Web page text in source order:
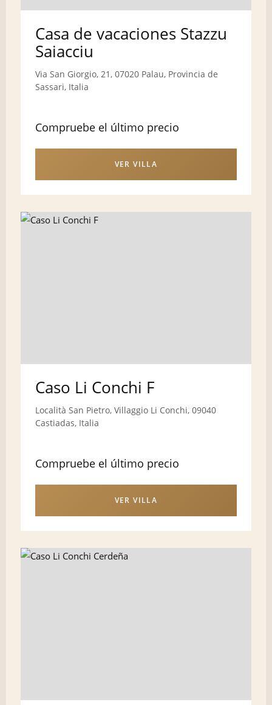
Casa de vacaciones Stazzu
Saiacciu
Via San Giorgio, 21, 07020 Palau, Provincia de
Sassari, Italia
Compruebe el último precio
VER VILLA
Caso Li Conchi F
Località San Pietro, Villaggio Li Conchi, 09040
Castiadas, Italia
Compruebe el último precio
VER VILLA